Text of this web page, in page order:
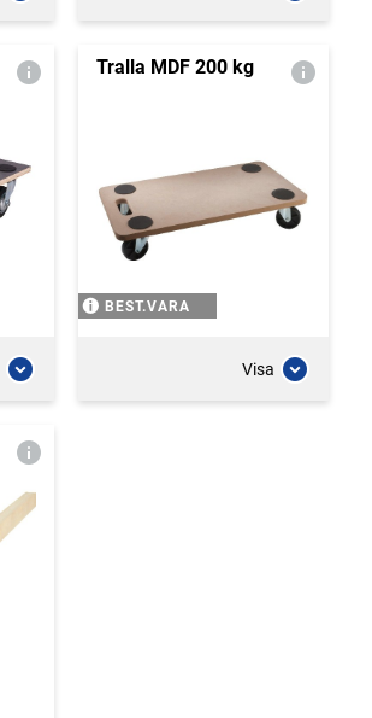
Tralla MDF 200 kg
BEST.VARA
Visa